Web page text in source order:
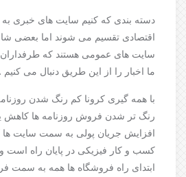
دسته بندی که کنیم سایت های خبری
اقتصادی تقسیم می شوند اما بعضی
سایت های عمومی هستند که طرفداران
ما اخبار را از این طریق دنبال می کنیم .
با همه گیری کرونا کم رنگ شدن
رنگ تر شدن فروش روزنامه ها کاهش
افزایش جریان پولی به سمت سایت ها
کسب و کار فیزیکی در پایان راه است
ابتدای راه فروشگاه ها همه به سمت